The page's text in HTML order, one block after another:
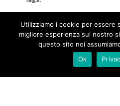
Utilizziamo i cookie per essere
migliore esperienza sul nostro
questo sito noi
Ok